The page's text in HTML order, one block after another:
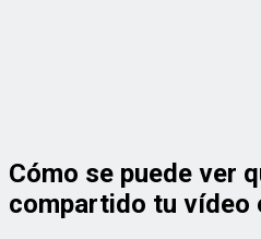
Cómo se puede ver
compartido tu vídeo